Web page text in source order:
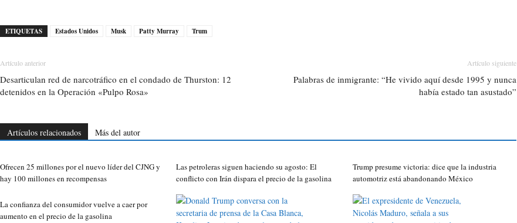
ETIQUETAS Estados Unidos Musk Patty Murray Trum
Artículo anterior
Desarticulan red de narcotráfico en el condado de Thurston: 12
detenidos en la Operación «Pulpo Rosa»
Artículo siguiente
Palabras de inmigrante: “He vivido aquí desde 1995 y nunca
había estado tan asustado”
Artículos relacionados Más del autor
Ofrecen 25 millones por el nuevo líder del CJNG y
hay 100 millones en recompensas
Las petroleras siguen haciendo su agosto: El
conflicto con Irán dispara el precio de la gasolina
Trump presume victoria: dice que la industria
automotriz está abandonando México
La confianza del consumidor vuelve a caer por
aumento en el precio de la gasolina